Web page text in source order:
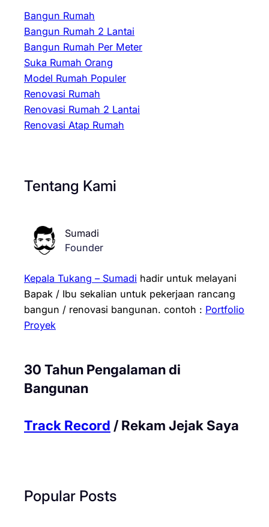
Bangun Rumah
Bangun Rumah 2 Lantai
Bangun Rumah Per Meter
Suka Rumah Orang
Model Rumah Populer
Renovasi Rumah
Renovasi Rumah 2 Lantai
Renovasi Atap Rumah
Tentang Kami
Sumadi
Founder
Kepala Tukang – Sumadi hadir untuk melayani
Bapak / Ibu sekalian untuk pekerjaan rancang
bangun / renovasi bangunan. contoh : Portfolio
Proyek
30 Tahun Pengalaman di
Bangunan
Track Record / Rekam Jejak Saya
Popular Posts